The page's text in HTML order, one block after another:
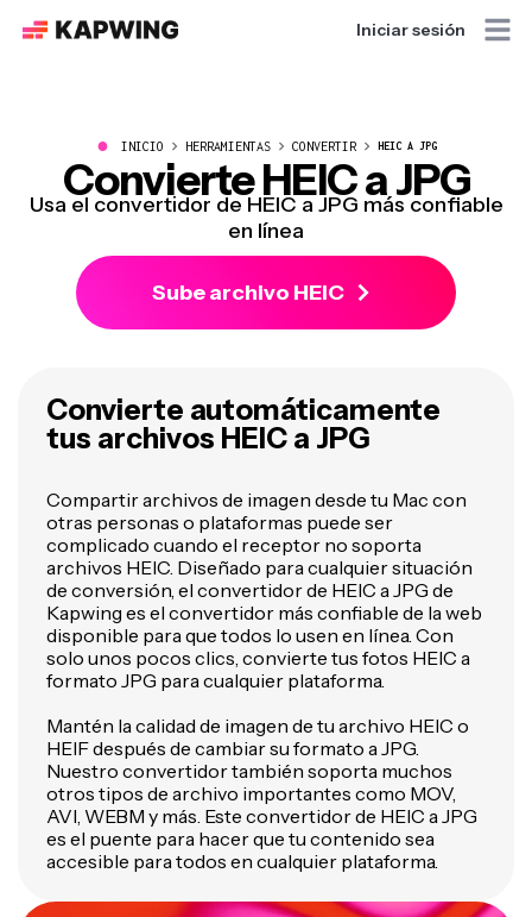
Iniciar sesión
● INICIO HERRAMIENTAS CONVERTIR HEIC A JPG
Convierte HEIC a JPG
Usa el convertidor de HEIC a JPG más confiable
en línea
Sube archivo HEIC
Convierte automáticamente
tus archivos HEIC a JPG
Compartir archivos de imagen desde tu Mac con
otras personas o plataformas puede ser
complicado cuando el receptor no soporta
archivos HEIC. Diseñado para cualquier situación
de conversión, el convertidor de HEIC a JPG de
Kapwing es el convertidor más confiable de la web
disponible para que todos lo usen en línea. Con
solo unos pocos clics, convierte tus fotos HEIC a
formato JPG para cualquier plataforma.
Mantén la calidad de imagen de tu archivo HEIC o
HEIF después de cambiar su formato a JPG.
Nuestro convertidor también soporta muchos
otros tipos de archivo importantes como MOV,
AVI, WEBM y más. Este convertidor de HEIC a JPG
es el puente para hacer que tu contenido sea
accesible para todos en cualquier plataforma.